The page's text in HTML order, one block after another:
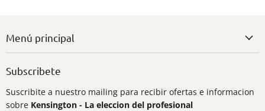
Menú principal
Subscribete
Suscribite a nuestro mailing para recibir ofertas e informacion
sobre Kensington - La eleccion del profesional